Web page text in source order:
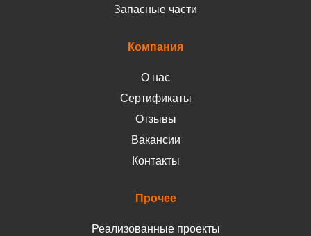
Запасные части
Компания
О нас
Сертификаты
Отзывы
Вакансии
Контакты
Прочее
Реализованные проекты